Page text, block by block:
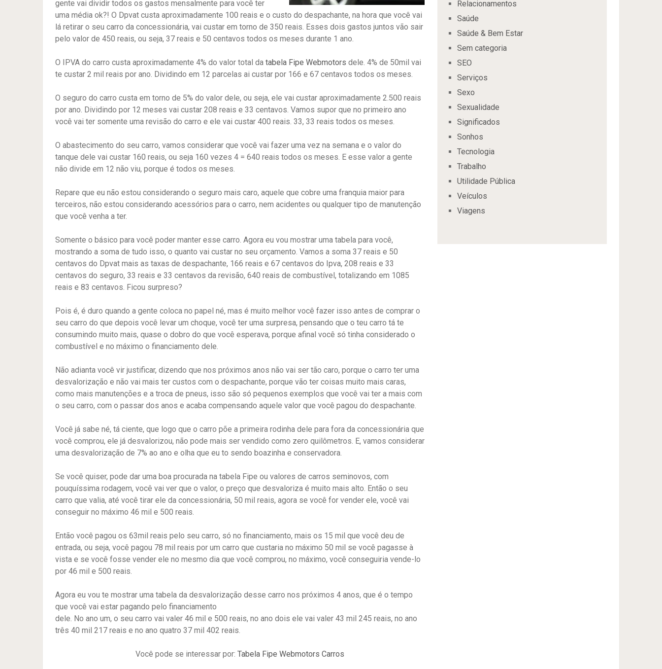
gente vai dividir todos os gastos mensalmente para você ter
uma média ok?! O Dpvat custa aproximadamente 100 reais e o custo do despachante, na hora que você vai
lá retirar o seu carro da concessionária, vai custar em torno de 350 reais. Esses dois gastos juntos vão sair
pelo valor de 450 reais, ou seja, 37 reais e 50 centavos todos os meses durante 1 ano.
O IPVA do carro custa aproximadamente 4% do valor total da tabela Fipe Webmotors dele. 4% de 50mil vai
te custar 2 mil reais por ano. Dividindo em 12 parcelas ai custar por 166 e 67 centavos todos os meses.
O seguro do carro custa em torno de 5% do valor dele, ou seja, ele vai custar aproximadamente 2.500 reais
por ano. Dividindo por 12 meses vai custar 208 reais e 33 centavos. Vamos supor que no primeiro ano
você vai ter somente uma revisão do carro e ele vai custar 400 reais. 33, 33 reais todos os meses.
O abastecimento do seu carro, vamos considerar que você vai fazer uma vez na semana e o valor do
tanque dele vai custar 160 reais, ou seja 160 vezes 4 = 640 reais todos os meses. E esse valor a gente
não divide em 12 não viu, porque é todos os meses.
Repare que eu não estou considerando o seguro mais caro, aquele que cobre uma franquia maior para
terceiros, não estou considerando acessórios para o carro, nem acidentes ou qualquer tipo de manutenção
que você venha a ter.
Somente o básico para você poder manter esse carro. Agora eu vou mostrar uma tabela para você,
mostrando a soma de tudo isso, o quanto vai custar no seu orçamento. Vamos a soma 37 reais e 50
centavos do Dpvat mais as taxas de despachante, 166 reais e 67 centavos do Ipva, 208 reais e 33
centavos do seguro, 33 reais e 33 centavos da revisão, 640 reais de combustível, totalizando em 1085
reais e 83 centavos. Ficou surpreso?
Pois é, é duro quando a gente coloca no papel né, mas é muito melhor você fazer isso antes de comprar o
seu carro do que depois você levar um choque, você ter uma surpresa, pensando que o teu carro tá te
consumindo muito mais, quase o dobro do que você esperava, porque afinal você só tinha considerado o
combustível e no máximo o financiamento dele.
Não adianta você vir justificar, dizendo que nos próximos anos não vai ser tão caro, porque o carro ter uma
desvalorização e não vai mais ter custos com o despachante, porque vão ter coisas muito mais caras,
como mais manutenções e a troca de pneus, isso são só pequenos exemplos que você vai ter a mais com
o seu carro, com o passar dos anos e acaba compensando aquele valor que você pagou do despachante.
Você já sabe né, tá ciente, que logo que o carro põe a primeira rodinha dele para fora da concessionária que
você comprou, ele já desvalorizou, não pode mais ser vendido como zero quilômetros. E, vamos considerar
uma desvalorização de 7% ao ano e olha que eu to sendo boazinha e conservadora.
Se você quiser, pode dar uma boa procurada na tabela Fipe ou valores de carros seminovos, com
pouquíssima rodagem, você vai ver que o valor, o preço que desvaloriza é muito mais alto. Então o seu
carro que valia, até você tirar ele da concessionária, 50 mil reais, agora se você for vender ele, você vai
conseguir no máximo 46 mil e 500 reais.
Então você pagou os 63mil reais pelo seu carro, só no financiamento, mais os 15 mil que você deu de
entrada, ou seja, você pagou 78 mil reais por um carro que custaria no máximo 50 mil se você pagasse à
vista e se você fosse vender ele no mesmo dia que você comprou, no máximo, você conseguiria vende-lo
por 46 mil e 500 reais.
Agora eu vou te mostrar uma tabela da desvalorização desse carro nos próximos 4 anos, que é o tempo
que você vai estar pagando pelo financiamento
dele. No ano um, o seu carro vai valer 46 mil e 500 reais, no ano dois ele vai valer 43 mil 245 reais, no ano
três 40 mil 217 reais e no ano quatro 37 mil 402 reais.
Você pode se interessar por:Tabela Fipe Webmotors Carros
Relacionamentos
Saúde
Saúde & Bem Estar
Sem categoria
SEO
Serviços
Sexo
Sexualidade
Significados
Sonhos
Tecnologia
Trabalho
Utilidade Pública
Veículos
Viagens